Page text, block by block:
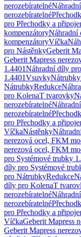
nerozebíratelné
nerozebíratelné
pro Přechodky a
kompenzátoryNáhradní
kompenzátoryVíčka
pro NástěnkyGeberit
Geberit Mapress
1.4401Náhradní díly
1.4401VsuvkyNátrubky
NátrubkyRedukce
pro KolenaT tvarovky
nerozebíratelné
nerozebíratelné
pro Přechodky a
VíčkaNástěnky
nerezová ocel, FKM
nerezová ocel, FKM
pro Systémové trubky
díly pro Systémové
pro NátrubkyRedukce
díly pro KolenaT
nerozebíratelné
nerozebíratelné
pro Přechodky a
VíčkaGeberit Mapress
Geberit Mapress